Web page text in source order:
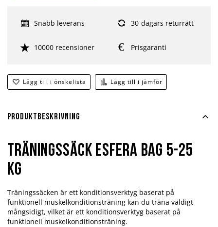
Lägg till i önskelista Lägg till i jämför
Snabb leverans 30-dagars returrätt
10000 recensioner Prisgaranti
Produktbeskrivning
Träningssäck Esfera Bag 5-25
kg
Träningssäcken är ett konditionsverktyg baserat på
funktionell muskelkonditionsträning kan du träna väldigt
mångsidigt, vilket är ett konditionsverktyg baserat på
funktionell muskelkonditionsträning.